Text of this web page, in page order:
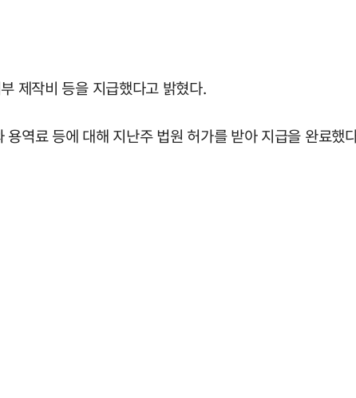
제작비 등을 지급했다고 밝혔다.
역료 등에 대해 지난주 법원 허가를 받아 지급을 완료했